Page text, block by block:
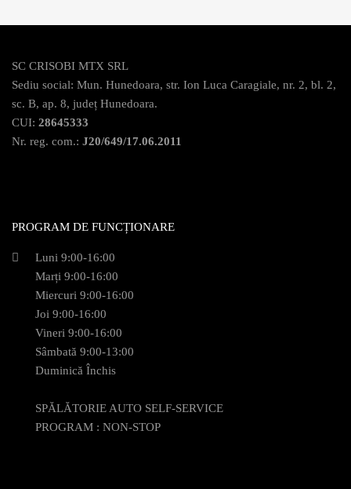
SC CRISOBI MTX SRL
Sediu social: Mun. Hunedoara, str. Ion Luca Caragiale, nr. 2, bl. 2,
sc. B, ap. 8, județ Hunedoara.
CUI: 28645333
Nr. reg. com.: J20/649/17.06.2011
PROGRAM DE FUNCȚIONARE
Luni 9:00-16:00
Marți 9:00-16:00
Miercuri 9:00-16:00
Joi 9:00-16:00
Vineri 9:00-16:00
Sâmbată 9:00-13:00
Duminică Închis
SPĂLĂTORIE AUTO SELF-SERVICE
PROGRAM : NON-STOP